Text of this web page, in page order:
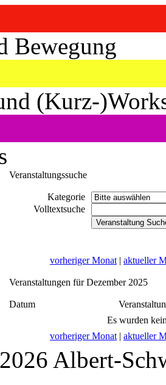
Bewegung
(Kurz-
Veranstaltungssuche
Kategorie
Volltextsuche
vorheriger Monat | aktueller
Veranstaltungen für Dezember 2025
Datum
Es wurden
vorheriger Monat | aktueller
Albert-